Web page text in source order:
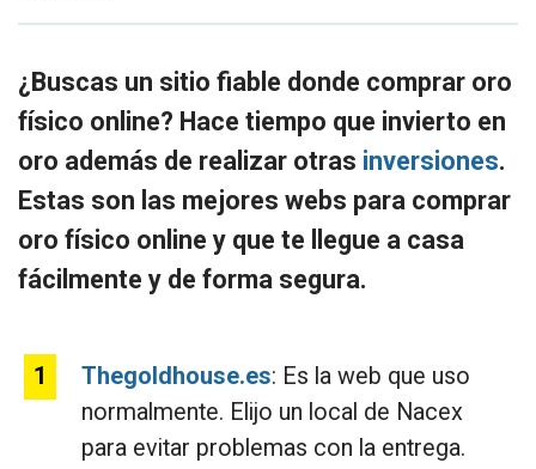
¿Buscas un sitio fiable donde comprar oro
físico online? Hace tiempo que invierto en
oro además de realizar otras inversiones.
Estas son las mejores webs para comprar
oro físico online y que te llegue a casa
fácilmente y de forma segura.
Thegoldhouse.es: Es la web que uso
normalmente. Elijo un local de Nacex
para evitar problemas con la entrega.